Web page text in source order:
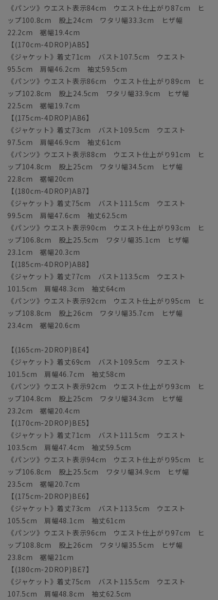
《パンツ》ウエスト表示84cm ウエスト仕上がり87cm ヒ
ップ100.8cm 股上24cm ワタリ幅33.3cm ヒザ幅
22.2cm 裾幅19.4cm
【(170cm-4DROP)AB5】
《ジャケット》着丈71cm バスト107.5cm ウエスト
95.5cm 肩幅46.2cm 袖丈59.5cm
《パンツ》ウエスト表示86cm ウエスト仕上がり89cm ヒ
ップ102.8cm 股上24.5cm ワタリ幅33.9cm ヒザ幅
22.5cm 裾幅19.7cm
【(175cm-4DROP)AB6】
《ジャケット》着丈73cm バスト109.5cm ウエスト
97.5cm 肩幅46.9cm 袖丈61cm
《パンツ》ウエスト表示88cm ウエスト仕上がり91cm ヒ
ップ104.8cm 股上25cm ワタリ幅34.5cm ヒザ幅
22.8cm 裾幅20cm
【(180cm-4DROP)AB7】
《ジャケット》着丈75cm バスト111.5cm ウエスト
99.5cm 肩幅47.6cm 袖丈62.5cm
《パンツ》ウエスト表示90cm ウエスト仕上がり93cm ヒ
ップ106.8cm 股上25.5cm ワタリ幅35.1cm ヒザ幅
23.1cm 裾幅20.3cm
【(185cm-4DROP)AB8】
《ジャケット》着丈77cm バスト113.5cm ウエスト
101.5cm 肩幅48.3cm 袖丈64cm
《パンツ》ウエスト表示92cm ウエスト仕上がり95cm ヒ
ップ108.8cm 股上26cm ワタリ幅35.7cm ヒザ幅
23.4cm 裾幅20.6cm
【(165cm-2DROP)BE4】
《ジャケット》着丈69cm バスト109.5cm ウエスト
101.5cm 肩幅46.7cm 袖丈58cm
《パンツ》ウエスト表示92cm ウエスト仕上がり93cm ヒ
ップ104.8cm 股上25cm ワタリ幅34.3cm ヒザ幅
23.2cm 裾幅20.4cm
【(170cm-2DROP)BE5】
《ジャケット》着丈71cm バスト111.5cm ウエスト
103.5cm 肩幅47.4cm 袖丈59.5cm
《パンツ》ウエスト表示94cm ウエスト仕上がり95cm ヒ
ップ106.8cm 股上25.5cm ワタリ幅34.9cm ヒザ幅
23.5cm 裾幅20.7cm
【(175cm-2DROP)BE6】
《ジャケット》着丈73cm バスト113.5cm ウエスト
105.5cm 肩幅48.1cm 袖丈61cm
《パンツ》ウエスト表示96cm ウエスト仕上がり97cm ヒ
ップ108.8cm 股上26cm ワタリ幅35.5cm ヒザ幅
23.8cm 裾幅21cm
【(180cm-2DROP)BE7】
《ジャケット》着丈75cm バスト115.5cm ウエスト
107.5cm 肩幅48.8cm 袖丈62.5cm